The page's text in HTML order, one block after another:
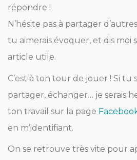
répondre !
N’hésite pas à partager
tu aimerais évoquer, et dis moi
article utile.
C’est à ton tour de jouer ! Si tu
partager, échanger… je serais
ton travail sur la page
en m’identifiant.
On se retrouve très vite pour